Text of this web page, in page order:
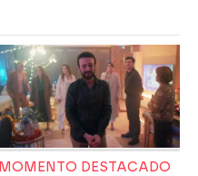
MOMENTO DESTACADO